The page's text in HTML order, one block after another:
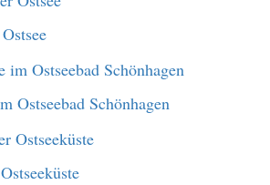
Ostseebad Schönhagen